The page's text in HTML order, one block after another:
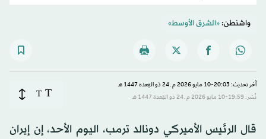
واشنطن:«الشرق الأوسط»
آخر تحديث: 20:03-10 مايو 2026 م ـ 24 ذو القِعدة 1447 هـ
نُشر: 19:59-10 مايو 2026 م ـ 24 ذو القِعدة 1447 هـ
T
T
قال الرئيس الأميركي دونالد ترمب، اليوم الأحد، إن إيران